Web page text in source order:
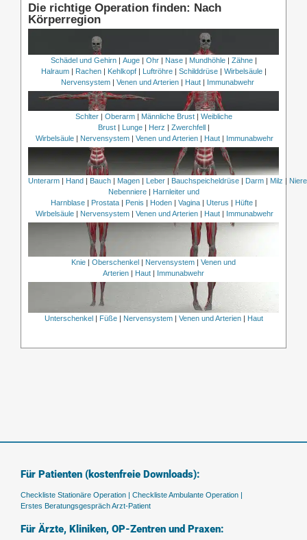
Die richtige Operation finden: Nach
Körperregion
Schädel und Gehirn| Auge| Ohr| Nase| Mundhöhle| Zähne|
Halraum| Rachen| Kehlkopf| Luftröhre| Schilddrüse| Wirbelsäule|
Nervensystem | Venen und Arterien | Haut | Immunabwehr
Schlter| Oberarm| Männliche Brust| Weibliche
Brust| Lunge| Herz | Zwerchfell|
Wirbelsäule | Nervensystem | Venen und Arterien | Haut | Immunabwehr
Unterarm| Hand| Bauch| Magen| Leber| Bauchspeicheldrüse| Darm| Milz |
Nebenniere| Harnleiter und
Harnblase| Prostata| Penis | Hoden| Vagina| Uterus | Hüfte|
Wirbelsäule | Nervensystem | Venen und Arterien | Haut | Immunabwehr
Knie Oberschenkel Nervensystem
Venen und
Arterien
Haut Immunabwehr
Unterschenkel Füße| Nervensystem| Venen und Arterien| Haut
Für Patienten (kostenfreie Downloads):
Checkliste Stationäre Operation | Checkliste Ambulante Operation |
Erstes Beratungsgespräch Arzt-Patient
Für Ärzte, Kliniken, OP-Zentren und Praxen: